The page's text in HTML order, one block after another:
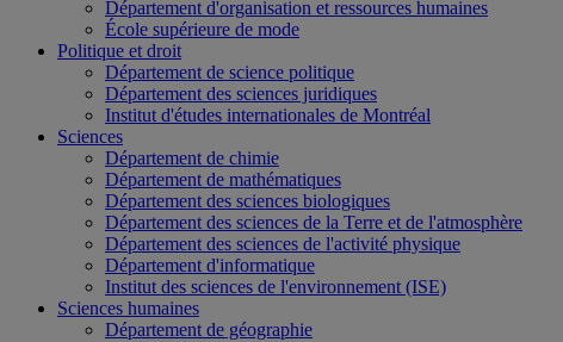
Département d'organisation et ressources humaines
École supérieure de mode
Politique et droit
Département de science politique
Département des sciences juridiques
Institut d'études internationales de Montréal
Sciences
Département de chimie
Département de mathématiques
Département des sciences biologiques
Département des sciences de la Terre et de l'atmosphère
Département des sciences de l'activité physique
Département d'informatique
Institut des sciences de l'environnement (ISE)
Sciences humaines
Département de géographie